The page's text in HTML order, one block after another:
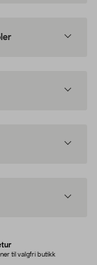
til valgfri butikk